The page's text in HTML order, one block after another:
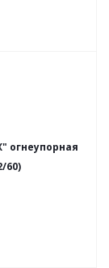
огнеупорная
60)